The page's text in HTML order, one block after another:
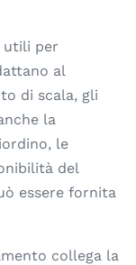
utili per
al
di scala, gli
la
le
del
essere fornita
collega la